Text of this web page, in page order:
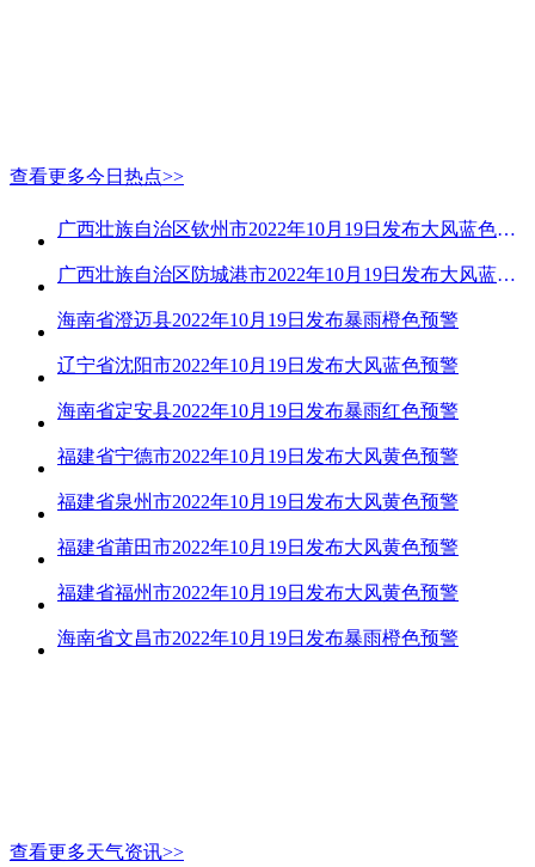
查看更多今日热点>>
广西壮族自治区钦州市2022年10月19日发布大风蓝色预警
广西壮族自治区防城港市2022年10月19日发布大风蓝色预警
海南省澄迈县2022年10月19日发布暴雨橙色预警
辽宁省沈阳市2022年10月19日发布大风蓝色预警
海南省定安县2022年10月19日发布暴雨红色预警
福建省宁德市2022年10月19日发布大风黄色预警
福建省泉州市2022年10月19日发布大风黄色预警
福建省莆田市2022年10月19日发布大风黄色预警
福建省福州市2022年10月19日发布大风黄色预警
海南省文昌市2022年10月19日发布暴雨橙色预警
查看更多天气资讯>>